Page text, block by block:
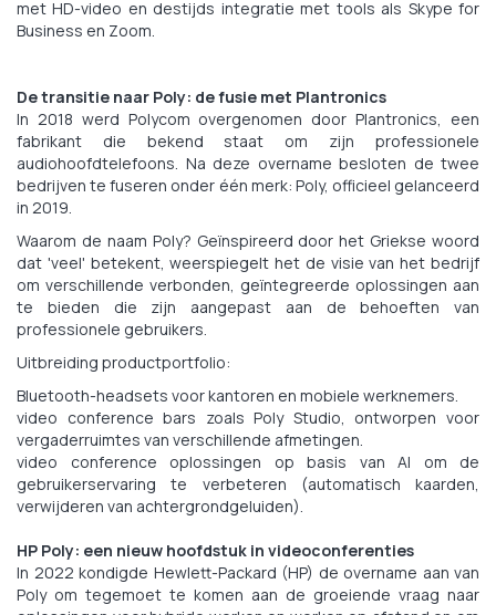
met HD-video en destijds integratie met tools als Skype for
Business en Zoom.
De transitie naar Poly: de fusie met Plantronics
In 2018 werd Polycom overgenomen door Plantronics, een
fabrikant die bekend staat om zijn professionele
audiohoofdtelefoons. Na deze overname besloten de twee
bedrijven te fuseren onder één merk: Poly, officieel gelanceerd
in 2019.
Waarom de naam Poly? Geïnspireerd door het Griekse woord
dat 'veel' betekent, weerspiegelt het de visie van het bedrijf
om verschillende verbonden, geïntegreerde oplossingen aan
te bieden die zijn aangepast aan de behoeften van
professionele gebruikers.
Uitbreiding productportfolio:
Bluetooth-headsets voor kantoren en mobiele werknemers.
video conference bars zoals Poly Studio, ontworpen voor
vergaderruimtes van verschillende afmetingen.
video conference oplossingen op basis van AI om de
gebruikerservaring te verbeteren (automatisch kaarden,
verwijderen van achtergrondgeluiden).
HP Poly: een nieuw hoofdstuk in videoconferenties
In 2022 kondigde Hewlett-Packard (HP) de overname aan van
Poly om tegemoet te komen aan de groeiende vraag naar